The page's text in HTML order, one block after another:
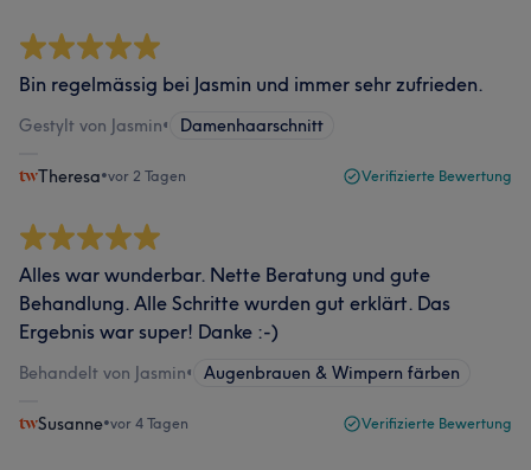
Bin regelmässig bei Jasmin und immer sehr zufrieden.
Gestylt von Jasmin• Damenhaarschnitt
Theresa•vor 2 Tagen Verifizierte Bewertung
Alles war wunderbar. Nette Beratung und gute
Behandlung. Alle Schritte wurden gut erklärt. Das
Ergebnis war super! Danke :-)
Behandelt von Jasmin• Augenbrauen & Wimpern färben
Susanne•vor 4 Tagen Verifizierte Bewertung